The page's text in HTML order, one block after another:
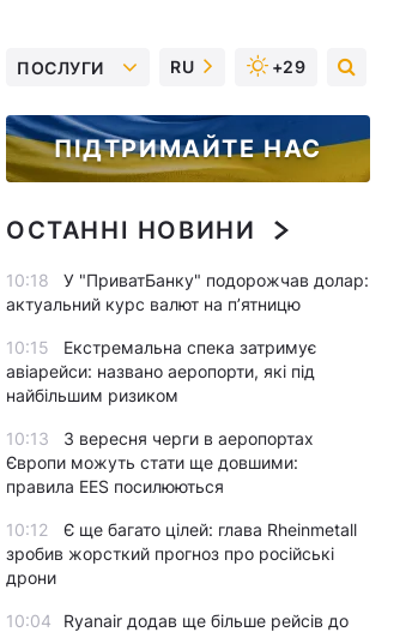
ПОСЛУГИ RU +29
ПІДТРИМАЙТЕ НАС
ОСТАННІ НОВИНИ
10:18
У "ПриватБанку" подорожчав долар:
актуальний курс валют на п’ятницю
10:15
Екстремальна спека затримує
авіарейси: названо аеропорти, які під
найбільшим ризиком
10:13
З вересня черги в аеропортах
Європи можуть стати ще довшими:
правила EES посилюються
10:12
Є ще багато цілей: глава Rheinmetall
зробив жорсткий прогноз про російські
дрони
10:04
Ryanair додав ще більше рейсів до